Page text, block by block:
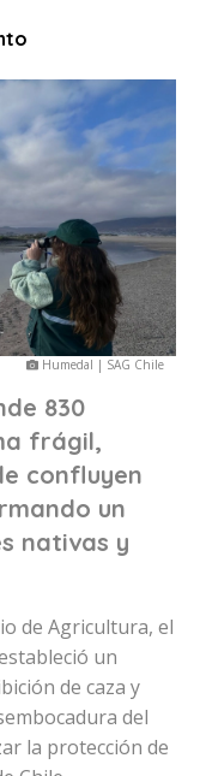
Humedal | SAG Chile
830
frágil,
confluyen
un
nativas y
de Agricultura, el
un
de caza y
del
la protección de